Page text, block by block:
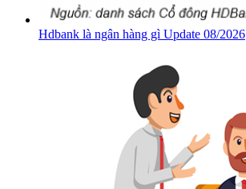
Hdbank là ngân hàng gì Update 08/2026